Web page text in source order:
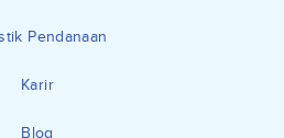
Pendanaan
Karir
Blog